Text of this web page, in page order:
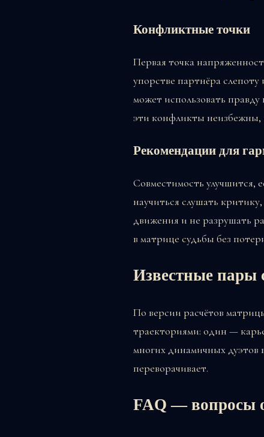
Конфликтные точки
Первая точка
упорстве партнёра
может использовать
эти конфликты неизбежны,
Рекомендации для
Совместимость улучшится,
научиться слушать
движения и не разрушать
в матрице судьбы без
Известные пары
По версии расчётов
траекториями: один —
многих динамичных дуэтов
переворачивает.
FAQ — вопросы